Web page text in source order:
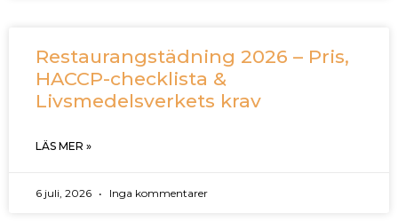
Restaurangstädning 2026 – Pris,
HACCP-checklista &
Livsmedelsverkets krav
LÄS MER »
6 juli, 2026 Inga kommentarer